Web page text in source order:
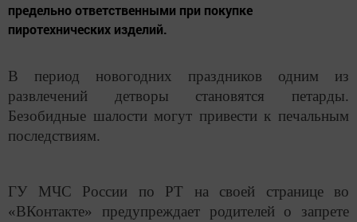
предельно ответственными при покупке
пиротехнических изделий.
В период новогодних праздников одним из
развлечений детворы становятся петарды.
Безобидные шалости могут привести к печальным
последствиям.
ГУ МЧС России по РТ на своей странице во
«ВКонтакте» предупреждает родителей о запрете